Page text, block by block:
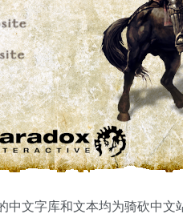
文字库和文本均为骑砍中